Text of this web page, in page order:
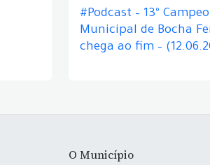
#Podcast – 13º
Municipal de Bocha
chega ao fim –
O Município